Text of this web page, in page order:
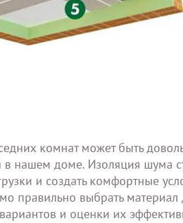
комнат может быть
в нашем доме. Изоляция шума
и создать комфортные
правильно выбрать
и оценки их